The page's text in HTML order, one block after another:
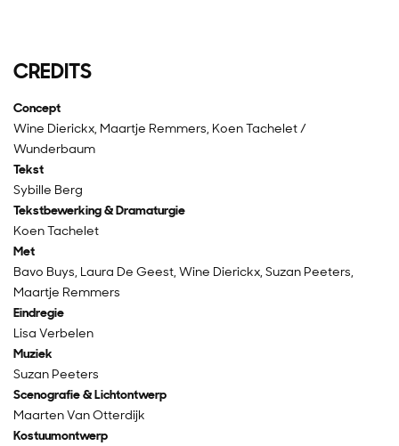
CREDITS
Concept
Wine Dierickx, Maartje Remmers, Koen Tachelet /
Wunderbaum
Tekst
Sybille Berg
Tekstbewerking & Dramaturgie
Koen Tachelet
Met
Bavo Buys, Laura De Geest, Wine Dierickx, Suzan Peeters,
Maartje Remmers
Eindregie
Lisa Verbelen
Muziek
Suzan Peeters
Scenografie & Lichtontwerp
Maarten Van Otterdijk
Kostuumontwerp